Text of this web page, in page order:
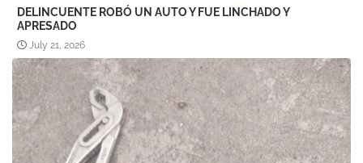
DELINCUENTE ROBÓ UN AUTO Y FUE LINCHADO Y
APRESADO
July 21, 2026